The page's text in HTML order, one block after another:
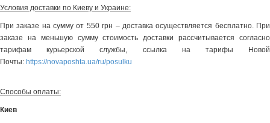
Условия доставки по Киеву и Украине:
При заказе на сумму от 550 грн – доставка осуществляется бесплатно. При
заказе на меньшую сумму стоимость доставки рассчитывается согласно
тарифам курьерской службы, ссылка на тарифы Новой
Почты: https://novaposhta.ua/ru/posulku
Способы оплаты:
Киев